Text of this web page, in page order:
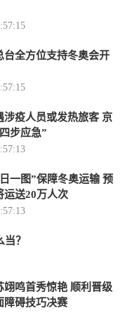
台全方位支持冬奥会开
涉疫人员或发热旅客 京
步应急”
一图”保障冬奥运输 预
运送20万人次
？
翊鸣首秀惊艳 顺利晋级
障碍技巧决赛